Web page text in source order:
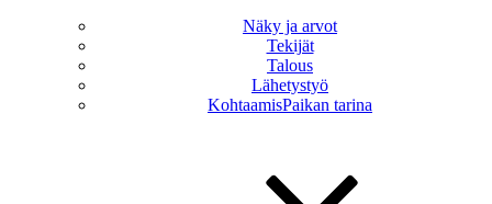
Näky ja arvot
Tekijät
Talous
Lähetystyö
KohtaamisPaikan tarina